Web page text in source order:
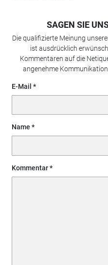
SAGEN SIE
Die qualifizierte Meinung
ist ausdrücklich
Kommentaren auf die
angenehme
E-Mail
Name
Kommentar